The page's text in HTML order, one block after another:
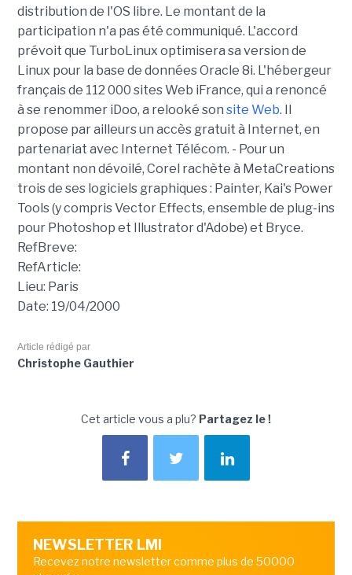
distribution de l'OS libre. Le montant de la
participation n'a pas été communiqué. L'accord
prévoit que TurboLinux optimisera sa version de
Linux pour la base de données Oracle 8i. L'hébergeur
français de 112 000 sites Web iFrance, qui a renoncé
à se renommer iDoo, a relooké son site Web. Il
propose par ailleurs un accès gratuit à Internet, en
partenariat avec Internet Télécom. - Pour un
montant non dévoilé, Corel rachète à MetaCreations
trois de ses logiciels graphiques : Painter, Kai's Power
Tools (y compris Vector Effects, ensemble de plug-ins
pour Photoshop et Illustrator d'Adobe) et Bryce.
RefBreve:
RefArticle:
Lieu: Paris
Date: 19/04/2000
Article rédigé par
Christophe Gauthier
Cet article vous a plu? Partagez le !
NEWSLETTER LMI
Recevez notre newsletter comme plus de 50000